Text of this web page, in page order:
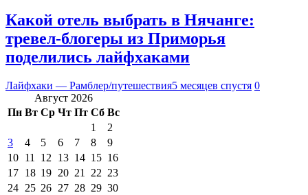
Какой отель выбрать в Нячанге:
тревел-блогеры из Приморья
поделились лайфхаками
Лайфхаки — Рамблер/путешествия5 месяцев спустя 0
Август 2026
Пн Вт Ср Чт Пт Сб Вс
1
2
3
4 5 6 7 8
9
10 11 12 13 14 15 16
17 18 19 20 21 22 23
24 25 26 27 28 29 30